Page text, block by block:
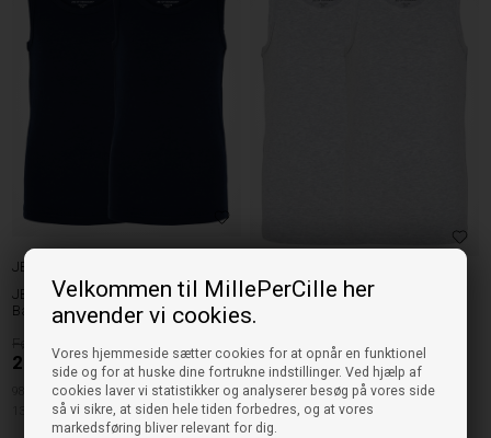
Velkommen til MillePerCille her
anvender vi cookies.
Vores hjemmeside sætter cookies for at opnår en funktionel
side og for at huske dine fortrukne indstillinger. Ved hjælp af
cookies laver vi statistikker og analyserer besøg på vores side
så vi sikre, at siden hele tiden forbedres, og at vores
markedsføring bliver relevant for dig.
JBS of Denmark
JBS Of Denmark Kids Undertrøje
Bamboo 2.pak - Navy
200,00DKK
98/104cm 110/116cm
122/128cm
134/140cm
146/152cm 158/164cm
JBS of Denmark
JBS Of Denmark Kids Undertrøje
250,00
200,00 DKK
98/104cm 110/116cm
134/140cm